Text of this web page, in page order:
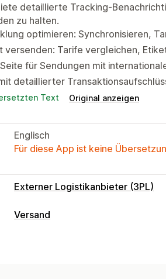
detaillierte Tracking-
zu halten.
optimieren: Synchronisieren,
versenden: Tarife vergleichen,
für Sendungen mit
detaillierter
Text Original anzeigen
Englisch
Für diese App ist keine
Externer Logistikanbieter (3PL)
Bestellverwaltung
Versand